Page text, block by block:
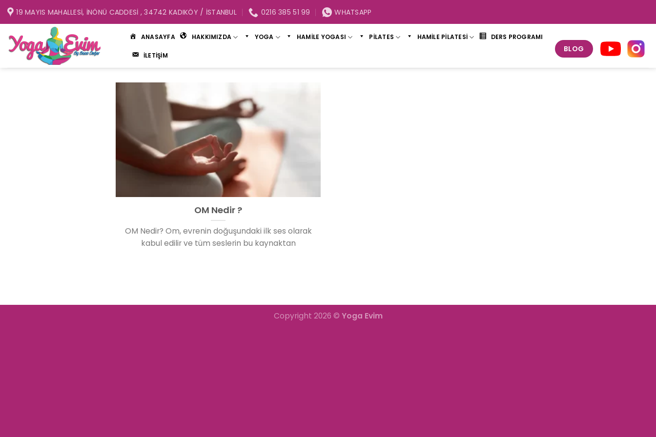
İçeriğe
atla
19 MAYIS MAHALLESI, İNÖNÜ CADDESI , 34742 KADIKÖY / İSTANBUL 0216 385 51 99 WHATSAPP
ANASAYFA HAKKIMIZDA YOGA HAMİLE YOGASI PİLATES HAMİLE PİLATESİ DERS PROGRAMI
İLETİŞİM
BLOG
OM Nedir ?
OM Nedir? Om, evrenin doğuşundaki ilk ses olarak
kabul edilir ve tüm seslerin bu kaynaktan
Copyright 2026 © Yoga Evim